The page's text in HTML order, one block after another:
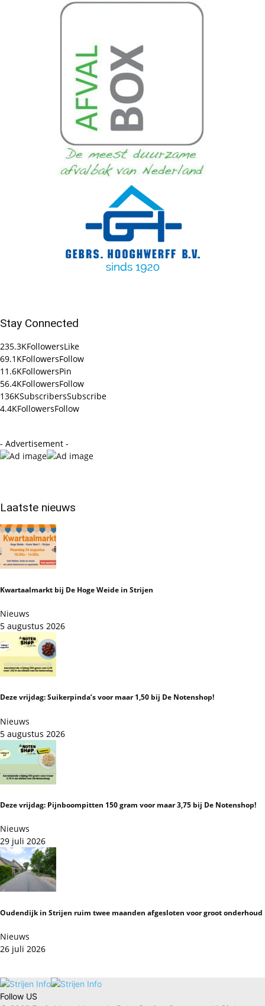
Stay Connected
235.3KFollowersLike
69.1KFollowersFollow
11.6KFollowersPin
56.4KFollowersFollow
136KSubscribersSubscribe
4.4KFollowersFollow
- Advertisement -
Laatste nieuws
Kwartaalmarkt bij De Hoge Weide in Strijen
Nieuws
5 augustus 2026
Deze vrijdag: Suikerpinda’s voor maar 1,50 bij De Notenshop!
Nieuws
5 augustus 2026
Deze vrijdag: Pijnboompitten 150 gram voor maar 3,75 bij De Notenshop!
Nieuws
29 juli 2026
Oudendijk in Strijen ruim twee maanden afgesloten voor groot onderhoud
Nieuws
26 juli 2026
Follow US